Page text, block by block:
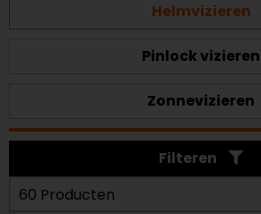
Helmvizieren
Pinlock vizieren
Zonnevizieren
Filteren